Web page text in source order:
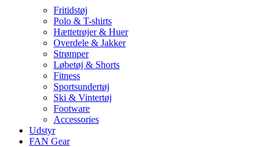
Fritidstøj
Polo & T-shirts
Hættetrøjer & Huer
Overdele & Jakker
Strømper
Løbetøj & Shorts
Fitness
Sportsundertøj
Ski & Vintertøj
Footware
Accessories
Udstyr
FAN Gear